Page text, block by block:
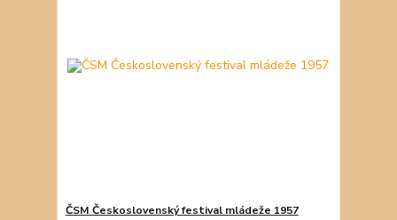
ČSM Československý festival mládeže 1957